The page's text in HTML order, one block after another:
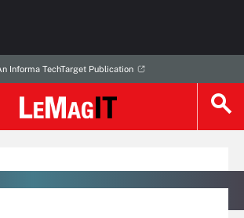
Informa TechTarget Publication